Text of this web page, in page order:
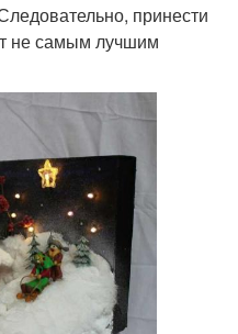
принести
не самым лучшим